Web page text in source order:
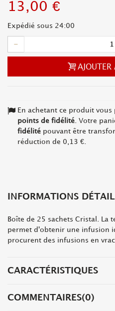
13,00 €
Expédié sous 24:00
-
AJOUTER
En achetant ce produit
points de fidélité . Votre
fidélité pouvant être
réduction de 0,13 €
INFORMATIONS
Boîte de 25 sachets Cristal. La
permet d'obtenir une infusion
procurent des infusions en
CARACTÉRISTIQUES
COMMENTAIRES(0)